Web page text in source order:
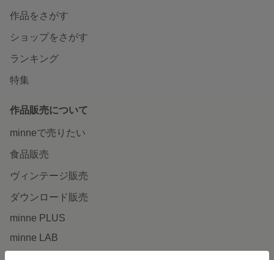
作品をさがす
ショップをさがす
ランキング
特集
作品販売について
minneで売りたい
食品販売
ヴィンテージ販売
ダウンロード販売
minne PLUS
minne LAB